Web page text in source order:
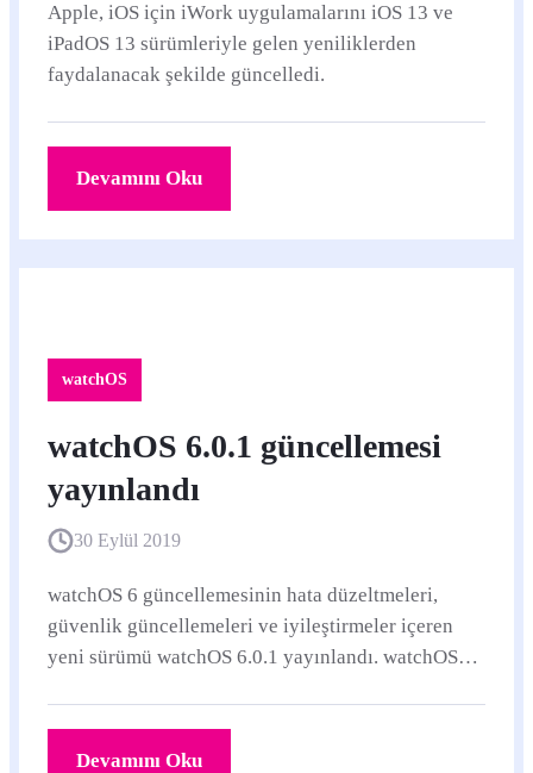
Apple, iOS için iWork uygulamalarını iOS 13 ve
iPadOS 13 sürümleriyle gelen yeniliklerden
faydalanacak şekilde güncelledi.
Devamını Oku
watchOS
watchOS 6.0.1 güncellemesi
yayınlandı
30 Eylül 2019
watchOS 6 güncellemesinin hata düzeltmeleri,
güvenlik güncellemeleri ve iyileştirmeler içeren
yeni sürümü watchOS 6.0.1 yayınlandı. watchOS
Devamını Oku